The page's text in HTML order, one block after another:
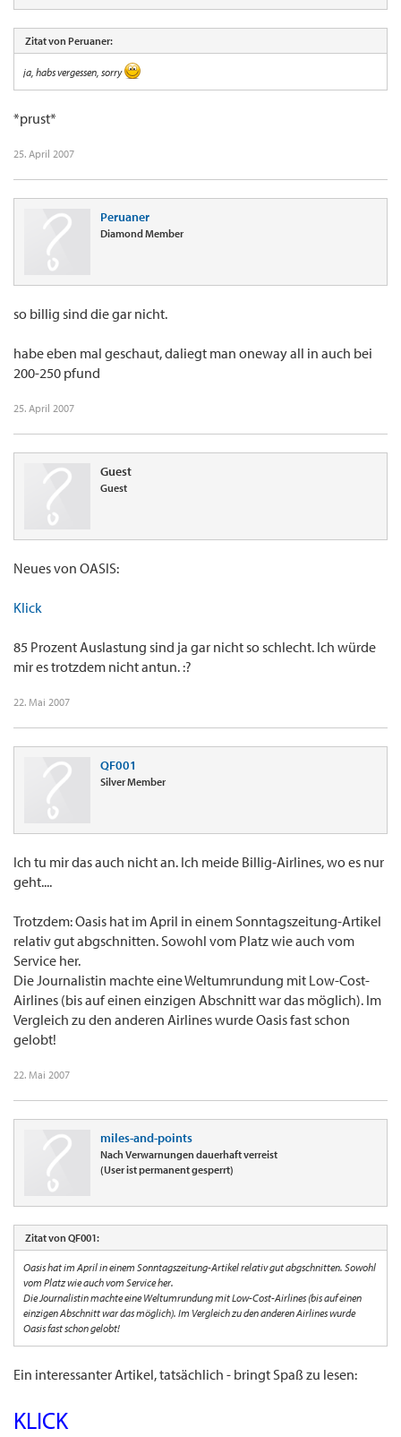
Zitat von Peruaner:
ja, habs vergessen, sorry
*prust*
25. April 2007
Peruaner
Diamond Member
so billig sind die gar nicht.
habe eben mal geschaut, daliegt man oneway all in auch bei
200-250 pfund
25. April 2007
Guest
Guest
Neues von OASIS:
Klick
85 Prozent Auslastung sind ja gar nicht so schlecht. Ich würde
mir es trotzdem nicht antun. :?
22. Mai 2007
QF001
Silver Member
Ich tu mir das auch nicht an. Ich meide Billig-Airlines, wo es nur
geht....
Trotzdem: Oasis hat im April in einem Sonntagszeitung-Artikel
relativ gut abgschnitten. Sowohl vom Platz wie auch vom
Service her.
Die Journalistin machte eine Weltumrundung mit Low-Cost-
Airlines (bis auf einen einzigen Abschnitt war das möglich). Im
Vergleich zu den anderen Airlines wurde Oasis fast schon
gelobt!
22. Mai 2007
miles-and-points
Nach Verwarnungen dauerhaft verreist
(User ist permanent gesperrt)
Zitat von QF001:
Oasis hat im April in einem Sonntagszeitung-Artikel relativ gut abgschnitten. Sowohl
vom Platz wie auch vom Service her.
Die Journalistin machte eine Weltumrundung mit Low-Cost-Airlines (bis auf einen
einzigen Abschnitt war das möglich). Im Vergleich zu den anderen Airlines wurde
Oasis fast schon gelobt!
Ein interessanter Artikel, tatsächlich - bringt Spaß zu lesen:
KLICK